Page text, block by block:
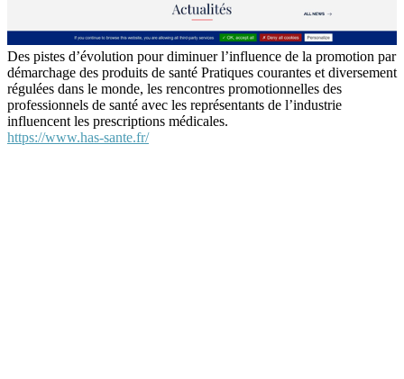
Des pistes d’évolution pour diminuer l’influence de la promotion par
démarchage des produits de santé Pratiques courantes et diversement
régulées dans le monde, les rencontres promotionnelles des
professionnels de santé avec les représentants de l’industrie
influencent les prescriptions médicales.
https://www.has-sante.fr/